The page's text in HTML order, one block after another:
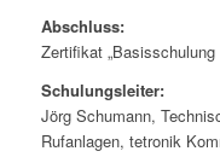
Abschluss:
Zertifikat
Schulungsleiter:
Jörg Schumann,
Rufanlagen, tetronik